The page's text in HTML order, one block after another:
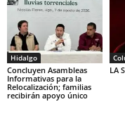
Hidalgo
Concluyen Asambleas
Informativas para la
Relocalización; familias
recibirán apoyo único
LA